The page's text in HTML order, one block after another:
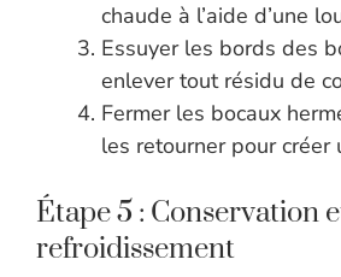
chaude à l’aide d’une
Essuyer les bords des
enlever tout résidu de
Fermer les bocaux
les retourner pour créer
Étape 5 : Conservation
refroidissement